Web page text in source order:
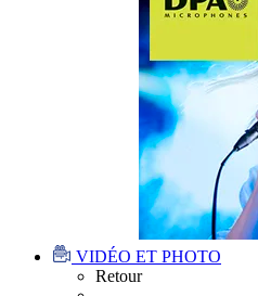
VIDÉO ET PHOTO
Retour